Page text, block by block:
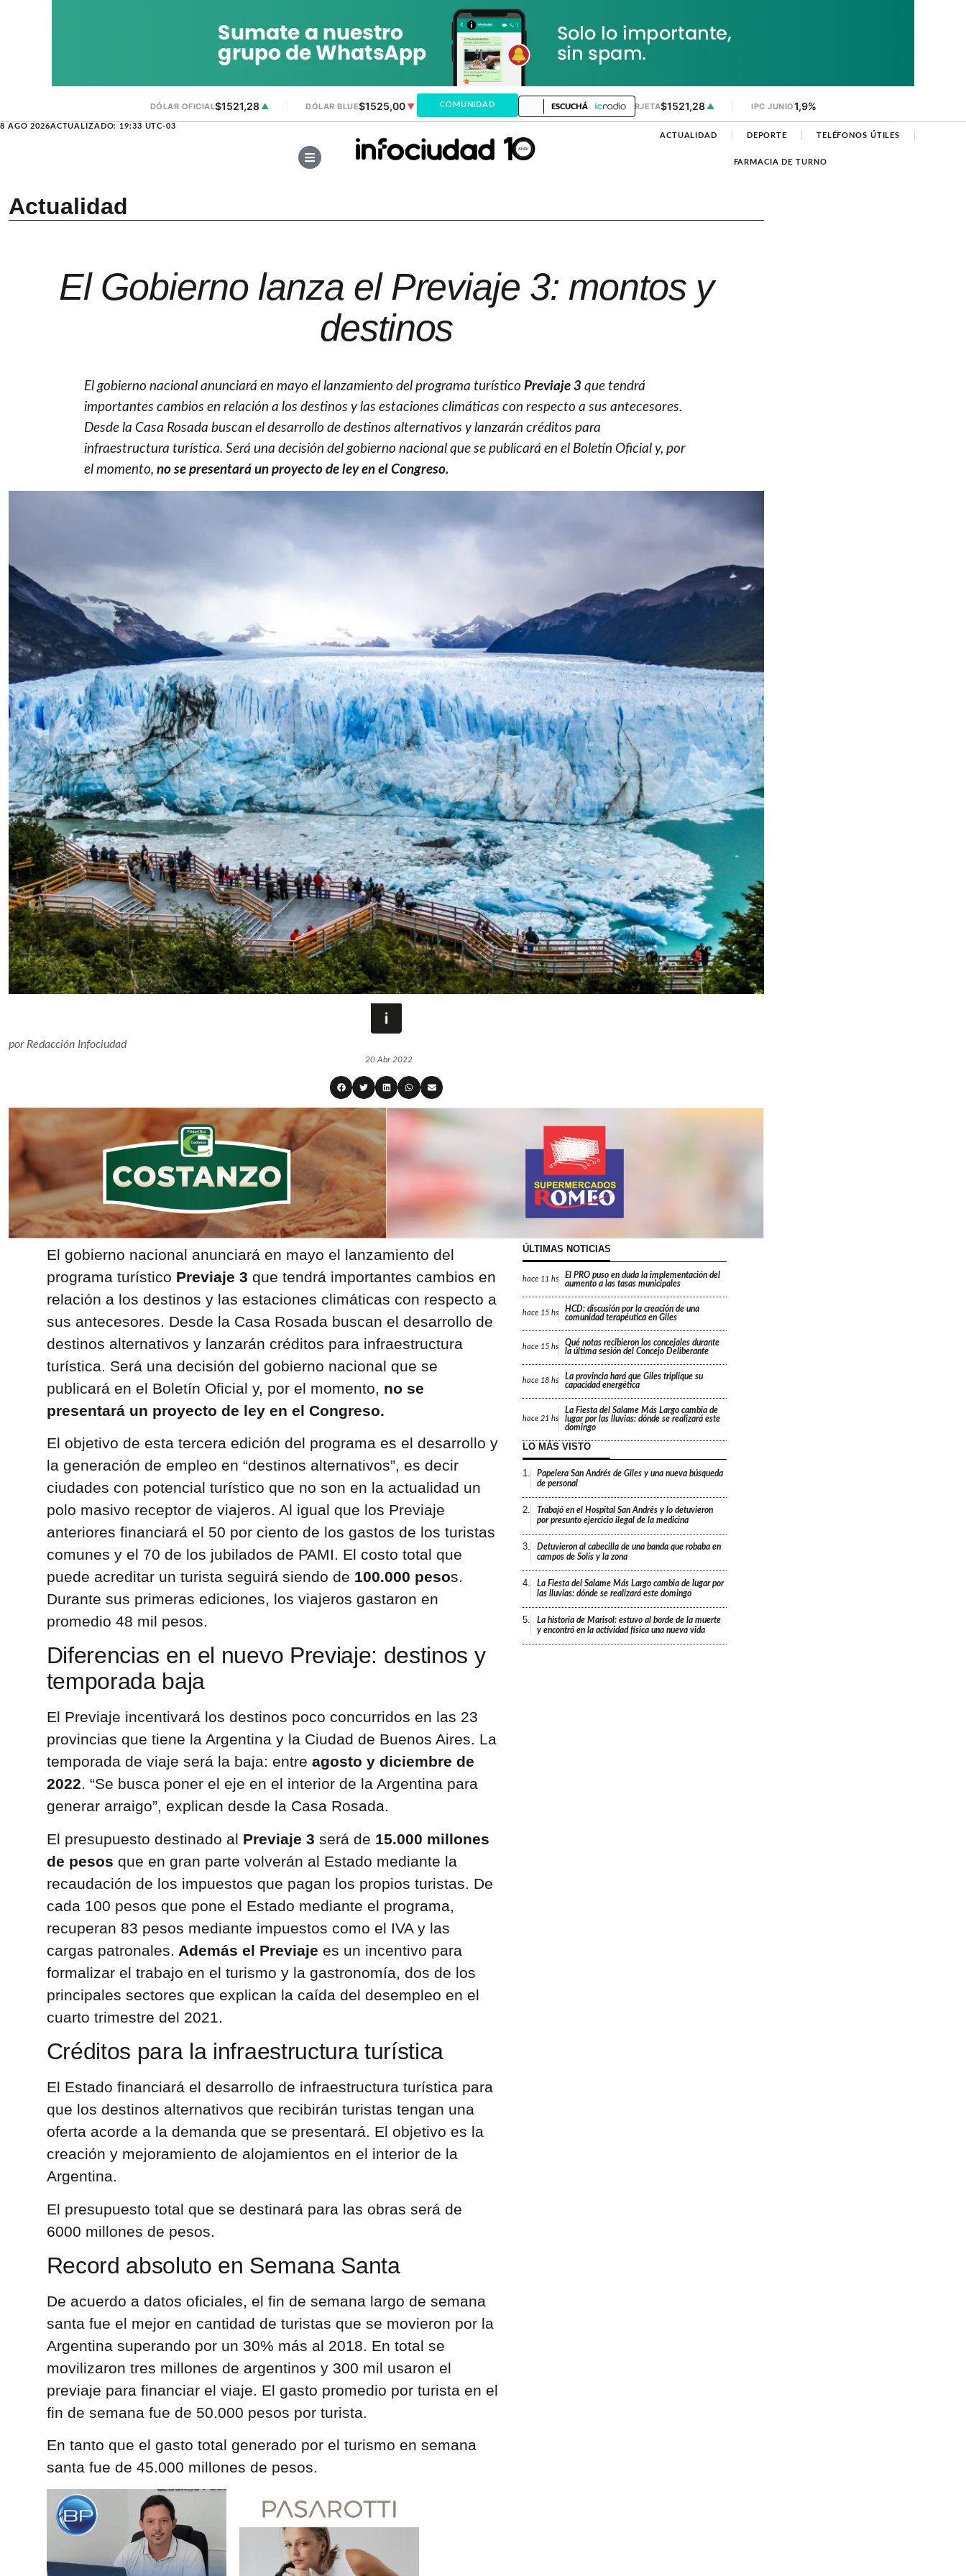
DÓLAR OFICIAL$1521,28 ▲ DÓLAR BLUE$1525,00▼ DÓLAR MEP ▲ DÓLAR TARJETA$1521,28 ▲ IPC JUNIO1,9%
8 AGO 2026ACTUALIZADO: 19:33 UTC-03
COMUNIDAD ESCUCHÁ
ACTUALIDAD DEPORTE TELÉFONOS ÚTILES
FARMACIA DE TURNO
Actualidad
El Gobierno lanza el Previaje 3: montos y
destinos
El gobierno nacional anunciará en mayo el lanzamiento del programa turístico Previaje 3 que tendrá
importantes cambios en relación a los destinos y las estaciones climáticas con respecto a sus antecesores.
Desde la Casa Rosada buscan el desarrollo de destinos alternativos y lanzarán créditos para
infraestructura turística. Será una decisión del gobierno nacional que se publicará en el Boletín Oficial y, por
el momento,no se presentará un proyecto de ley en el Congreso.
porRedacción Infociudad
20 Abr 2022
El gobierno nacional anunciará en mayo el lanzamiento del
programa turístico Previaje 3 que tendrá importantes cambios en
relación a los destinos y las estaciones climáticas con respecto a
sus antecesores. Desde la Casa Rosada buscan el desarrollo de
destinos alternativos y lanzarán créditos para infraestructura
turística. Será una decisión del gobierno nacional que se
publicará en el Boletín Oficial y, por el momento, no se
presentará un proyecto de ley en el Congreso.
El objetivo de esta tercera edición del programa es el desarrollo y
la generación de empleo en “destinos alternativos”, es decir
ciudades con potencial turístico que no son en la actualidad un
polo masivo receptor de viajeros. Al igual que los Previaje
anteriores financiará el 50 por ciento de los gastos de los turistas
comunes y el 70 de los jubilados de PAMI. El costo total que
puede acreditar un turista seguirá siendo de 100.000 pesos.
Durante sus primeras ediciones, los viajeros gastaron en
promedio 48 mil pesos.
Diferencias en el nuevo Previaje: destinos y
temporada baja
El Previaje incentivará los destinos poco concurridos en las 23
provincias que tiene la Argentina y la Ciudad de Buenos Aires. La
temporada de viaje será la baja: entre agosto y diciembre de
2022. “Se busca poner el eje en el interior de la Argentina para
generar arraigo”, explican desde la Casa Rosada.
El presupuesto destinado al Previaje 3 será de 15.000 millones
de pesos que en gran parte volverán al Estado mediante la
recaudación de los impuestos que pagan los propios turistas. De
cada 100 pesos que pone el Estado mediante el programa,
recuperan 83 pesos mediante impuestos como el IVA y las
cargas patronales. Además el Previaje es un incentivo para
formalizar el trabajo en el turismo y la gastronomía, dos de los
principales sectores que explican la caída del desempleo en el
cuarto trimestre del 2021.
Créditos para la infraestructura turística
El Estado financiará el desarrollo de infraestructura turística para
que los destinos alternativos que recibirán turistas tengan una
oferta acorde a la demanda que se presentará. El objetivo es la
creación y mejoramiento de alojamientos en el interior de la
Argentina.
El presupuesto total que se destinará para las obras será de
6000 millones de pesos.
Record absoluto en Semana Santa
De acuerdo a datos oficiales, el fin de semana largo de semana
santa fue el mejor en cantidad de turistas que se movieron por la
Argentina superando por un 30% más al 2018. En total se
movilizaron tres millones de argentinos y 300 mil usaron el
previaje para financiar el viaje. El gasto promedio por turista en el
fin de semana fue de 50.000 pesos por turista.
En tanto que el gasto total generado por el turismo en semana
santa fue de 45.000 millones de pesos.
ÚLTIMAS NOTICIAS
hace 11 hs
El PRO puso en duda la implementación del
aumento a las tasas municipales
hace 15 hs
HCD: discusión por la creación de una
comunidad terapéutica en Giles
hace 15 hs
Qué notas recibieron los concejales durante
la última sesión del Concejo Deliberante
hace 18 hs
La provincia hará que Giles triplique su
capacidad energética
hace 21 hs
La Fiesta del Salame Más Largo cambia de
lugar por las lluvias: dónde se realizará este
domingo
LO MÁS VISTO
1.
Papelera San Andrés de Giles y una nueva búsqueda
de personal
2.
Trabajó en el Hospital San Andrés y lo detuvieron
por presunto ejercicio ilegal de la medicina
3.
Detuvieron al cabecilla de una banda que robaba en
campos de Solís y la zona
4.
La Fiesta del Salame Más Largo cambia de lugar por
las lluvias: dónde se realizará este domingo
5.
La historia de Marisol: estuvo al borde de la muerte
y encontró en la actividad física una nueva vida